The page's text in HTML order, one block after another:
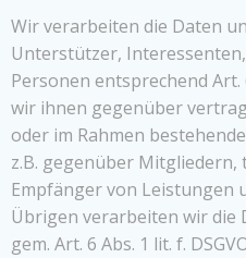
Wir verarbeiten die Daten
Unterstützer,
Personen entsprechend Art.
wir ihnen gegenüber
oder im Rahmen
z.B. gegenüber
Empfänger von Leistungen
Übrigen verarbeiten wir die
gem. Art. 6 Abs. 1 lit. f.